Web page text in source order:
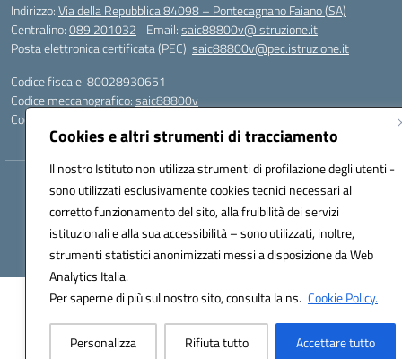
Cookies e altri strumenti di tracciamento
Il nostro Istituto non utilizza strumenti di profilazione degli utenti -
sono utilizzati esclusivamente cookies tecnici necessari al
corretto funzionamento del sito, alla fruibilità dei servizi
istituzionali e alla sua accessibilità – sono utilizzati, inoltre,
strumenti statistici anonimizzati messi a disposizione da Web
Analytics Italia.
Per saperne di più sul nostro sito, consulta la ns. Cookie Policy.
Personalizza Rifiuta tutto Accettare tutto
Indirizzo:Via della Repubblica 84098 – Pontecagnano Faiano (SA)
Centralino:089 201032 Email:saic88800v@istruzione.it
Posta elettronica certificata (PEC):saic88800v@pec.istruzione.it
Codice fiscale: 80028930651
Codice meccanografico:saic88800v
Codice unico di fatturazione (CUF): UFLEGP
Hosting & Powered by 3D Solution S.r.l.
Concept & Design by Designers Italia